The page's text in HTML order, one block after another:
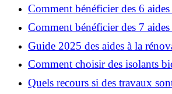
permis de construire pour vos
Comment bénéficier des 6
énergétique à Grenoble ?
Comment bénéficier des 7
rénovation énergétique à Voiron
Guide 2025 des aides à la
Voiron : MaPrimeRénov’, CEE,
Comment choisir des isolants
rénovation écologique ?
Quels recours si des travaux